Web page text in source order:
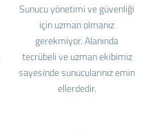
Sunucu yönetimi ve güvenliği
için uzman olmanız
gerekmiyor. Alanında
tecrübeli ve uzman ekibimiz
sayesinde sunucularınız emin
ellerdedir.